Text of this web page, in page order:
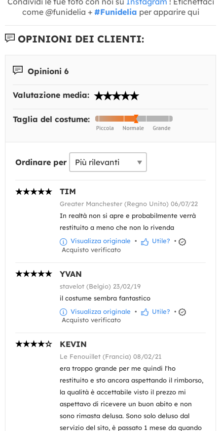
come @funidelia + #Funidelia per apparire qui
OPINIONI DEI CLIENTI:
Opinioni 6
Valutazione media:
Taglia del costume:
Ordinare per
TIM
Greater Manchester (Regno Unito) 06/07/22
In realtà non si apre e probabilmente verrà
restituito a meno che non lo rivenda
Visualizza originale • Utile? •
Acquisto verificato
YVAN
stavelot (Belgio) 23/02/19
il costume sembra fantastico
Visualizza originale • Utile? •
Acquisto verificato
KEVIN
Le Fenouillet (Francia) 08/02/21
era troppo grande per me quindi l'ho
restituito e sto ancora aspettando il rimborso,
la qualità è accettabile visto il prezzo mi
aspettavo di ricevere un buon abito e non
sono rimasta delusa. Sono solo deluso dal
servizio del sito, è passato 1 mese da quando